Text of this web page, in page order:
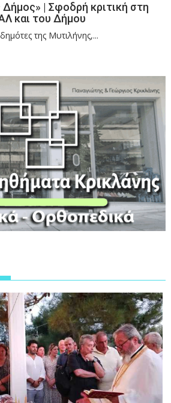
| Σφοδρή κριτική στη
και του Δήμου
της Μυτιλήνης,...